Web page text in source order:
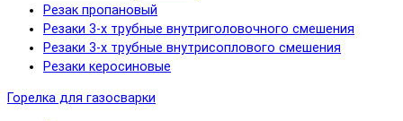
Резак пропановый
Резаки 3-х трубные внутриголовочного смешения
Резаки 3-х трубные внутрисоплового смешения
Резаки керосиновые
Горелка для газосварки